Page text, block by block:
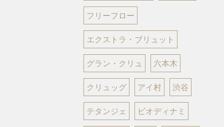
フリーフロー
エクストラ・ブリュット
グラン・クリュ 六本木
クリュッグ アイ村 渋谷
テタンジェ ビオディナミ